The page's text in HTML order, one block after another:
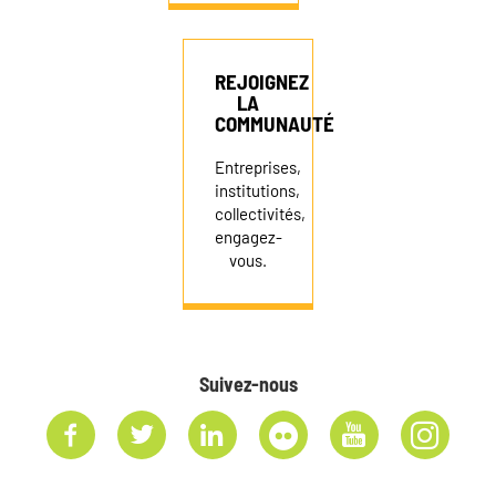
REJOIGNEZ
LA
COMMUNAUTÉ
Entreprises,
institutions,
collectivités,
engagez-
vous.
Suivez-nous